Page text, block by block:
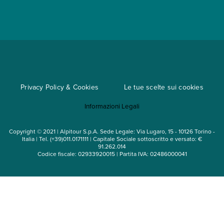
Mappa del sito
Privacy Policy & Cookies Le tue scelte sui cookies
Informazioni Legali
Copyright © 2021 | Alpitour S.p.A. Sede Legale: Via Lugaro, 15 - 10126 Torino -
Italia | Tel. (+39)011.0171111 | Capitale Sociale sottoscritto e versato: €
91.262.014
Codice fiscale: 02933920015 | Partita IVA: 02486000041